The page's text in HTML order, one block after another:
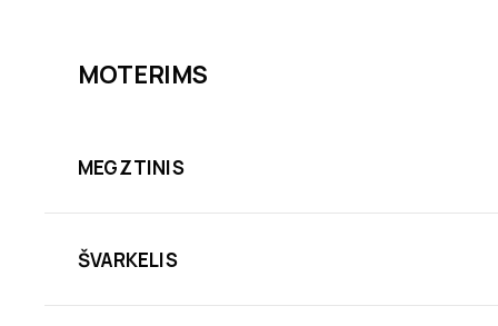
MOTERIMS
MEGZTINIS
ŠVARKELIS